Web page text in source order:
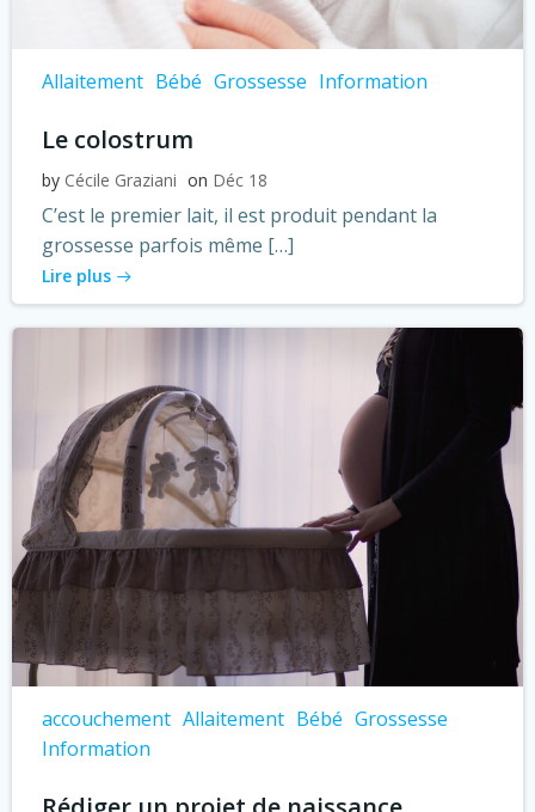
Allaitement Bébé Grossesse Information
Le colostrum
by Cécile Graziani on Déc 18
C’est le premier lait, il est produit pendant la
grossesse parfois même […]
Lire plus
accouchement Allaitement Bébé Grossesse
Information